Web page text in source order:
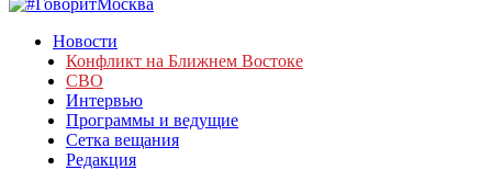
Новости
Конфликт на Ближнем Востоке
СВО
Интервью
Программы и ведущие
Сетка вещания
Редакция